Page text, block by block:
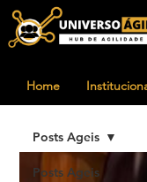
Home
Posts Ageis
Posts Ageis